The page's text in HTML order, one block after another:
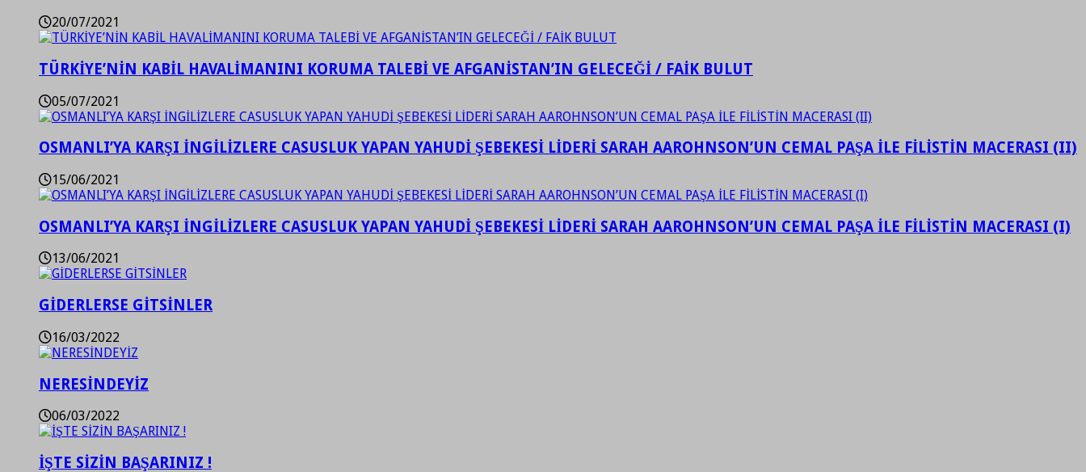
20/07/2021
TÜRKİYE’NİN KABİL HAVALİMANINI KORUMA TALEBİ VE AFGANİSTAN’IN GELECEĞİ / FAİK BULUT
05/07/2021
OSMANLI’YA KARŞI İNGİLİZLERE CASUSLUK YAPAN YAHUDİ ŞEBEKESİ LİDERİ SARAH AAROHNSON’UN CEMAL PAŞA İLE FİLİSTİN MACERASI (II)
15/06/2021
OSMANLI’YA KARŞI İNGİLİZLERE CASUSLUK YAPAN YAHUDİ ŞEBEKESİ LİDERİ SARAH AAROHNSON’UN CEMAL PAŞA İLE FİLİSTİN MACERASI (I)
13/06/2021
GİDERLERSE GİTSİNLER
16/03/2022
NERESİNDEYİZ
06/03/2022
İŞTE SİZİN BAŞARINIZ !